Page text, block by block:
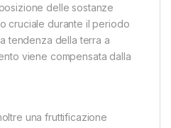
delle sostanze
cruciale durante il periodo
tendenza della terra a
viene compensata dalla
una fruttificazione